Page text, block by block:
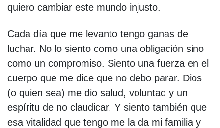
quiero cambiar este mundo injusto.
Cada día que me levanto tengo ganas de
luchar. No lo siento como una obligación sino
como un compromiso. Siento una fuerza en el
cuerpo que me dice que no debo parar. Dios
(o quien sea) me dio salud, voluntad y un
espíritu de no claudicar. Y siento también que
esa vitalidad que tengo me la da mi familia y